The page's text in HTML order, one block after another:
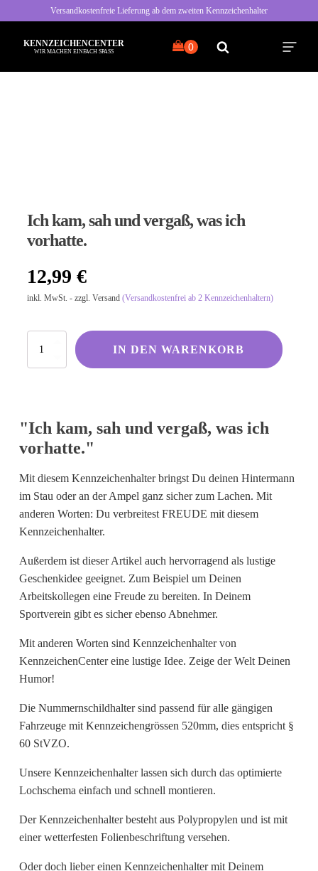
Versandkostenfreie Lieferung ab dem zweiten Kennzeichenhalter
KENNZEICHENCENTER
WIR MACHEN EINFACH SPASS
Freche Sprüche
Bayrische Sprüche
Kölsche Sprüche
Ruhrpott
Englisch
I Love...
Ich komme aus und bin...
Keine passende Kategorie gefunden?
Wie wärs mit einem persönlichen
Wunschtext
Ich kam, sah und vergaß, was ich
vorhatte.
12,99 €
inkl. MwSt. - zzgl. Versand (Versandkostenfrei ab 2 Kennzeichenhaltern)
sah
ich
Menge
IN DEN WARENKORB
"Ich kam, sah und vergaß, was ich
vorhatte."
Mit diesem Kennzeichenhalter bringst Du deinen Hintermann
im Stau oder an der Ampel ganz sicher zum Lachen. Mit
anderen Worten: Du verbreitest FREUDE mit diesem
Kennzeichenhalter.
Außerdem ist dieser Artikel auch hervorragend als lustige
Geschenkidee geeignet. Zum Beispiel um Deinen
Arbeitskollegen eine Freude zu bereiten. In Deinem
Sportverein gibt es sicher ebenso Abnehmer.
Mit anderen Worten sind Kennzeichenhalter von
KennzeichenCenter eine lustige Idee. Zeige der Welt Deinen
Humor!
Die Nummernschildhalter sind passend für alle gängigen
Fahrzeuge mit Kennzeichengrössen 520mm, dies entspricht §
60 StVZO.
Unsere Kennzeichenhalter lassen sich durch das optimierte
Lochschema einfach und schnell montieren.
Der Kennzeichenhalter besteht aus Polypropylen und ist mit
einer wetterfesten Folienbeschriftung versehen.
Oder doch lieber einen Kennzeichenhalter mit Deinem